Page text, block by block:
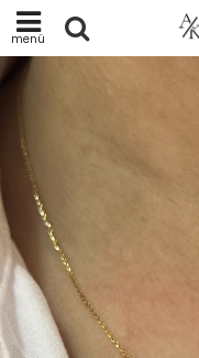
menü